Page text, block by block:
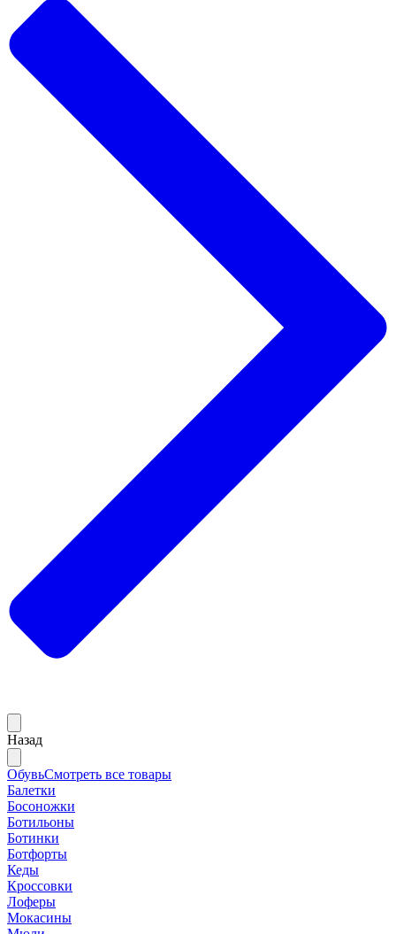
Назад
ОбувьСмотреть все товары
Балетки
Босоножки
Ботильоны
Ботинки
Ботфорты
Кеды
Кроссовки
Лоферы
Мокасины